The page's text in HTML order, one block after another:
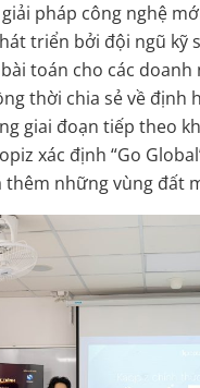
pháp công nghệ
triển bởi đội ngũ kỹ
toán cho các
thời chia sẻ về định
giai đoạn tiếp theo
xác định “Go
những vùng đất